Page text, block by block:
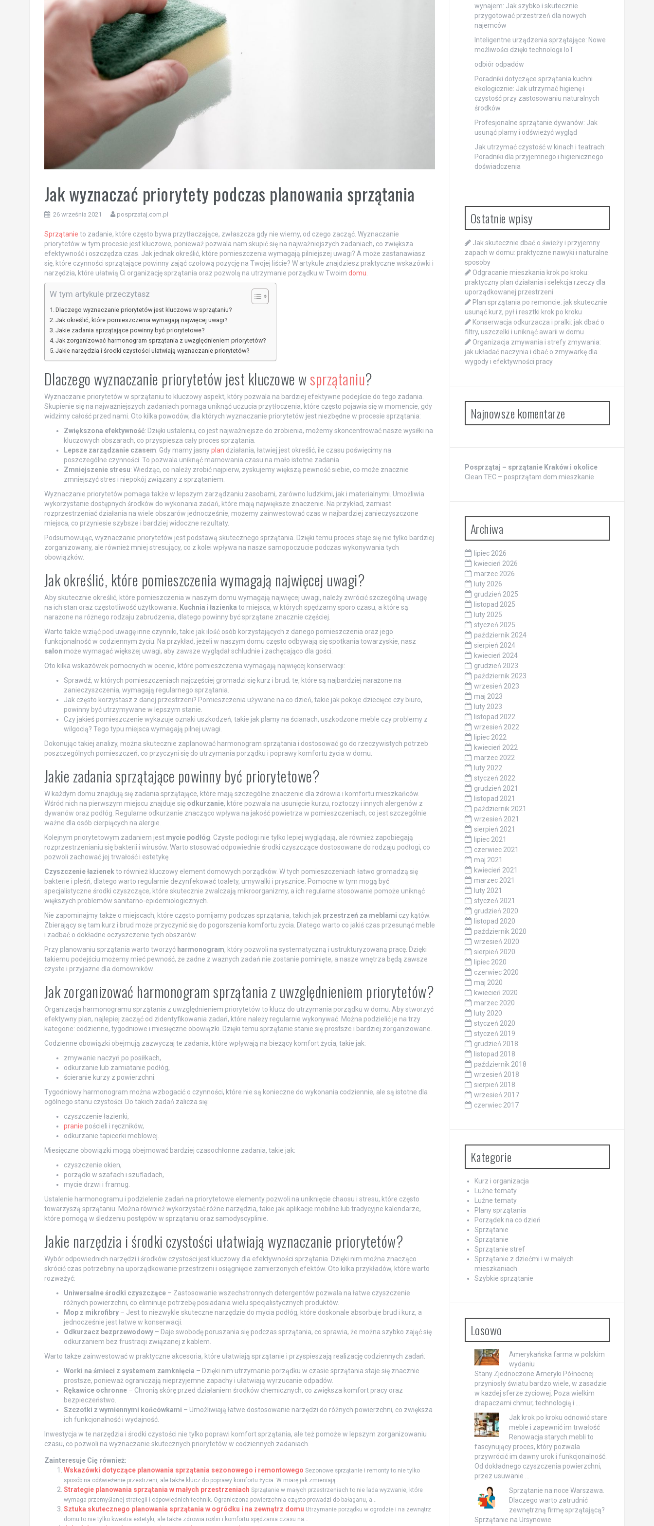
Jak wyznaczać priorytety podczas planowania sprzątania
26 września 2021 posprzataj.com.pl
Sprzątanie to zadanie, które często bywa przytłaczające, zwłaszcza gdy nie wiemy, od czego zacząć. Wyznaczanie
priorytetów w tym procesie jest kluczowe, ponieważ pozwala nam skupić się na najważniejszych zadaniach, co zwiększa
efektywność i oszczędza czas. Jak jednak określić, które pomieszczenia wymagają pilniejszej uwagi? A może zastanawiasz
się, które czynności sprzątające powinny zająć czołową pozycję na Twojej liście? W artykule znajdziesz praktyczne wskazówki i
narzędzia, które ułatwią Ci organizację sprzątania oraz pozwolą na utrzymanie porządku w Twoim domu
W tym artykule przeczytasz
Dlaczego wyznaczanie priorytetów jest kluczowe w sprzątaniu?
Jak określić, które pomieszczenia wymagają najwięcej uwagi?
Jakie zadania sprzątające powinny być priorytetowe?
Jak zorganizować harmonogram sprzątania z uwzględnieniem priorytetów?
Jakie narzędzia i środki czystości ułatwiają wyznaczanie priorytetów?
Dlaczego wyznaczanie priorytetów jest kluczowe wsprzątaniu?
Wyznaczanie priorytetów w sprzątaniu to kluczowy aspekt, który pozwala na bardziej efektywne podejście do tego zadania.
Skupienie się na najważniejszych zadaniach pomaga uniknąć uczucia przytłoczenia, które często pojawia się w momencie, gdy
widzimy całość przed nami. Oto kilka powodów, dla których wyznaczanie priorytetów jest niezbędne w procesie sprzątania:
Zwiększona efektywność: Dzięki ustaleniu, co jest najważniejsze do zrobienia, możemy skoncentrować nasze wysiłki na
kluczowych obszarach, co przyspiesza cały proces sprzątania.
Lepsze zarządzanie czasem: Gdy mamy jasnyplan działania, łatwiej jest określić, ile czasu poświęcimy na
poszczególne czynności. To pozwala uniknąć marnowania czasu na mało istotne zadania.
Zmniejszenie stresu: Wiedząc, co należy zrobić najpierw, zyskujemy większą pewność siebie, co może znacznie
zmniejszyć stres i niepokój związany z sprzątaniem.
Wyznaczanie priorytetów pomaga także w lepszym zarządzaniu zasobami, zarówno ludzkimi, jak i materialnymi. Umożliwia
wykorzystanie dostępnych środków do wykonania zadań, które mają największe znaczenie. Na przykład, zamiast
rozprzestrzeniać działania na wiele obszarów jednocześnie, możemy zainwestować czas w najbardziej zanieczyszczone
miejsca, co przyniesie szybsze i bardziej widoczne rezultaty.
Podsumowując, wyznaczanie priorytetów jest podstawą skutecznego sprzątania. Dzięki temu proces staje się nie tylko bardziej
zorganizowany, ale również mniej stresujący, co z kolei wpływa na nasze samopoczucie podczas wykonywania tych
obowiązków.
Jak określić, które pomieszczenia wymagają najwięcej uwagi?
Aby skutecznie określić, które pomieszczenia w naszym domu wymagają najwięcej uwagi, należy zwrócić szczególną uwagę
na ich stan oraz częstotliwość użytkowania.
Kuchnia i łazienka to miejsca, w których spędzamy sporo czasu, a które są
narażone na różnego rodzaju zabrudzenia, dlatego powinny być sprzątane znacznie częściej.
Warto także wziąć pod uwagę inne czynniki, takie jak ilość osób korzystających z danego pomieszczenia oraz jego
funkcjonalność w codziennym życiu. Na przykład, jeżeli w naszym domu często odbywają się spotkania towarzyskie, nasz
salon może wymagać większej uwagi, aby zawsze wyglądał schludnie i zachęcająco dla gości.
Oto kilka wskazówek pomocnych w ocenie, które pomieszczenia wymagają najwięcej konserwacji:
Sprawdź, w których pomieszczeniach najczęściej gromadzi się kurz i brud; te, które są najbardziej narażone na
zanieczyszczenia, wymagają regularnego sprzątania.
Jak często korzystasz z danej przestrzeni? Pomieszczenia używane na co dzień, takie jak pokoje dziecięce czy biuro,
powinny być utrzymywane w lepszym stanie.
Czy jakieś pomieszczenie wykazuje oznaki uszkodzeń, takie jak plamy na ścianach, uszkodzone meble czy problemy z
wilgocią? Tego typu miejsca wymagają pilnej uwagi.
Dokonując takiej analizy, można skutecznie zaplanować harmonogram sprzątania i dostosować go do rzeczywistych potrzeb
poszczególnych pomieszczeń, co przyczyni się do utrzymania porządku i poprawy komfortu życia w domu.
Jakie zadania sprzątające powinny być priorytetowe?
W każdym domu znajdują się zadania sprzątające, które mają szczególne znaczenie dla zdrowia i komfortu mieszkańców.
Wśród nich na pierwszym miejscu znajduje się odkurzanie, które pozwala na usunięcie kurzu, roztoczy i innych alergenów z
dywanów oraz podłóg. Regularne odkurzanie znacząco wpływa na jakość powietrza w pomieszczeniach, co jest szczególnie
ważne dla osób cierpiących na alergie.
Kolejnym priorytetowym zadaniem jest mycie podłóg . Czyste podłogi nie tylko lepiej wyglądają, ale również zapobiegają
rozprzestrzenianiu się bakterii i wirusów. Warto stosować odpowiednie środki czyszczące dostosowane do rodzaju podłogi, co
pozwoli zachować jej trwałość i estetykę.
Czyszczenie łazienekto również kluczowy element domowych porządków. W tych pomieszczeniach łatwo gromadzą się
bakterie i pleśń, dlatego warto regularnie dezynfekować toalety, umywalki i prysznice. Pomocne w tym mogą być
specjalistyczne środki czyszczące, które skutecznie zwalczają mikroorganizmy, a ich regularne stosowanie pomoże uniknąć
większych problemów sanitarno-epidemiologicznych.
Nie zapominajmy także o miejscach, które często pomijamy podczas sprzątania, takich jak przestrzeń za meblami czy kątów.
Zbierający się tam kurz i brud może przyczynić się do pogorszenia komfortu życia. Dlatego warto co jakiś czas przesunąć meble
i zadbać o dokładne oczyszczenie tych obszarów.
Przy planowaniu sprzątania warto tworzyć harmonogram, który pozwoli na systematyczną i ustrukturyzowaną pracę. Dzięki
takiemu podejściu możemy mieć pewność, że żadne z ważnych zadań nie zostanie pominięte, a nasze wnętrza będą zawsze
czyste i przyjazne dla domowników.
Jak zorganizować harmonogram sprzątania z uwzględnieniem priorytetów?
Organizacja harmonogramu sprzątania z uwzględnieniem priorytetów to klucz do utrzymania porządku w domu. Aby stworzyć
efektywny plan, najlepiej zacząć od zidentyfikowania zadań, które należy regularnie wykonywać. Można podzielić je na trzy
kategorie: codzienne, tygodniowe i miesięczne obowiązki. Dzięki temu sprzątanie stanie się prostsze i bardziej zorganizowane.
Codzienne obowiązki obejmują zazwyczaj te zadania, które wpływają na bieżący komfort życia, takie jak:
zmywanie naczyń po posiłkach,
odkurzanie lub zamiatanie podłóg,
ścieranie kurzy z powierzchni.
Tygodniowy harmonogram można wzbogacić o czynności, które nie są konieczne do wykonania codziennie, ale są istotne dla
ogólnego stanu czystości. Do takich zadań zalicza się:
czyszczenie łazienki,
pranie pościeli i ręczników,
odkurzanie tapicerki meblowej.
Miesięczne obowiązki mogą obejmować bardziej czasochłonne zadania, takie jak:
czyszczenie okien,
porządki w szafach i szufladach,
mycie drzwi i framug.
Ustalenie harmonogramu i podzielenie zadań na priorytetowe elementy pozwoli na uniknięcie chaosu i stresu, które często
towarzyszą sprzątaniu. Można również wykorzystać różne narzędzia, takie jak aplikacje mobilne lub tradycyjne kalendarze,
które pomogą w śledzeniu postępów w sprzątaniu oraz samodyscyplinie.
Jakie narzędzia i środki czystości ułatwiają wyznaczanie priorytetów?
Wybór odpowiednich narzędzi i środków czystości jest kluczowy dla efektywności sprzątania. Dzięki nim można znacząco
skrócić czas potrzebny na uporządkowanie przestrzeni i osiągnięcie zamierzonych efektów. Oto kilka przykładów, które warto
rozważyć:
Uniwersalne środki czyszczące– Zastosowanie wszechstronnych detergentów pozwala na łatwe czyszczenie
różnych powierzchni, co eliminuje potrzebę posiadania wielu specjalistycznych produktów.
Mop z mikrofibry– Jest to niezwykle skuteczne narzędzie do mycia podłóg, które doskonale absorbuje brud i kurz, a
jednocześnie jest łatwe w konserwacji.
Odkurzacz bezprzewodowy– Daje swobodę poruszania się podczas sprzątania, co sprawia, że można szybko zająć się
odkurzaniem bez frustracji związanej z kablem.
Warto także zainwestować w praktyczne akcesoria, które ułatwiają sprzątanie i przyspieszają realizację codziennych zadań:
Worki na śmieci z systemem zamknięcia – Dzięki nim utrzymanie porządku w czasie sprzątania staje się znacznie
prostsze, ponieważ ograniczają nieprzyjemne zapachy i ułatwiają wyrzucanie odpadów.
Rękawice ochronne– Chronią skórę przed działaniem środków chemicznych, co zwiększa komfort pracy oraz
bezpieczeństwo.
Szczotki z wymiennymi końcówkami – Umożliwiają łatwe dostosowanie narzędzi do różnych powierzchni, co zwiększa
ich funkcjonalność i wydajność.
Inwestycja w te narzędzia i środki czystości nie tylko poprawi komfort sprzątania, ale też pomoże w lepszym zorganizowaniu
czasu, co pozwoli na wyznaczanie skutecznych priorytetów w codziennych zadaniach.
Zainteresuje Cię również:
Wskazówki dotyczące planowania sprzątania sezonowego i remontowego Sezonowe sprzątanie i remonty to nie tylko
sposób na odświeżenie przestrzeni, ale także klucz do poprawy komfortu życia. W miarę jak zmieniają...
Strategie planowania sprzątania w małych przestrzeniach Sprzątanie w małych przestrzeniach to nie lada wyzwanie, które
wymaga przemyślanej strategii i odpowiednich technik. Ograniczona powierzchnia często prowadzi do bałaganu, a...
Sztuka skutecznego planowania sprzątania w ogródku i na zewnątrz domu Utrzymanie porządku w ogrodzie i na zewnątrz
domu to nie tylko kwestia estetyki, ale także zdrowia roślin i komfortu spędzania czasu na...
wynajem: Jak szybko i skutecznie
przygotować przestrzeń dla nowych
najemców
Inteligentne urządzenia sprzątające: Nowe
możliwości dzięki technologii IoT
odbiór odpadów
Poradniki dotyczące sprzątania kuchni
ekologicznie: Jak utrzymać higienę i
czystość przy zastosowaniu naturalnych
środków
Profesjonalne sprzątanie dywanów: Jak
usunąć plamy i odświeżyć wygląd
Jak utrzymać czystość w kinach i teatrach:
Poradniki dla przyjemnego i higienicznego
doświadczenia
Ostatnie wpisy
Jak skutecznie dbać o świeży i przyjemny
zapach w domu: praktyczne nawyki i naturalne
sposoby
Odgracanie mieszkania krok po kroku:
praktyczny plan działania i selekcja rzeczy dla
uporządkowanej przestrzeni
Plan sprzątania po remoncie: jak skutecznie
usunąć kurz, pył i resztki krok po kroku
Konserwacja odkurzacza i pralki: jak dbać o
filtry, uszczelki i uniknąć awarii w domu
Organizacja zmywania i strefy zmywania:
jak układać naczynia i dbać o zmywarkę dla
wygody i efektywności pracy
Najnowsze komentarze
Posprzątaj – sprzątanie Kraków i okolice
Clean TEC – posprzątam dom mieszkanie
Archiwa
lipiec 2026
kwiecień 2026
marzec 2026
luty 2026
grudzień 2025
listopad 2025
luty 2025
styczeń 2025
październik 2024
sierpień 2024
kwiecień 2024
grudzień 2023
październik 2023
wrzesień 2023
maj 2023
luty 2023
listopad 2022
wrzesień 2022
lipiec 2022
kwiecień 2022
marzec 2022
luty 2022
styczeń 2022
grudzień 2021
listopad 2021
październik 2021
wrzesień 2021
sierpień 2021
lipiec 2021
czerwiec 2021
maj 2021
kwiecień 2021
marzec 2021
luty 2021
styczeń 2021
grudzień 2020
listopad 2020
październik 2020
wrzesień 2020
sierpień 2020
lipiec 2020
czerwiec 2020
maj 2020
kwiecień 2020
marzec 2020
luty 2020
styczeń 2020
styczeń 2019
grudzień 2018
listopad 2018
październik 2018
wrzesień 2018
sierpień 2018
wrzesień 2017
czerwiec 2017
Kategorie
Kurz i organizacja
Luźne tematy
Luźne tematy
Plany sprzątania
Porządek na co dzień
Sprzątanie
Sprzątanie
Sprzątanie stref
Sprzątanie z dziećmi i w małych
mieszkaniach
Szybkie sprzątanie
Losowo
Amerykańska farma w polskim
wydaniu
Stany Zjednoczone Ameryki Północnej
przyniosły światu bardzo wiele, w zasadzie
w każdej sferze życiowej. Poza wielkim
drapaczami chmur, technologią i …
Jak krok po kroku odnowić stare
meble i zapewnić im trwałość
Renowacja starych mebli to
fascynujący proces, który pozwala
przywrócić im dawny urok i funkcjonalność.
Od dokładnego czyszczenia powierzchni,
przez usuwanie …
Sprzątanie na noce Warszawa.
Dlaczego warto zatrudnić
zewnętrzną firmę sprzątającą?
Sprzątanie na Ursynowie